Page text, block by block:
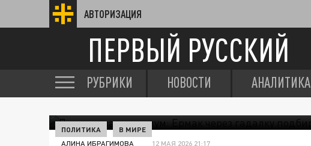
АВТОРИЗАЦИЯ
ПЕРВЫЙ РУССКИЙ
РУБРИКИ НОВОСТИ АНАЛИТИКА
ПОЛИТИКА В МИРЕ
АЛИНА ИБРАГИМОВА 12 МАЯ 2026 21:17